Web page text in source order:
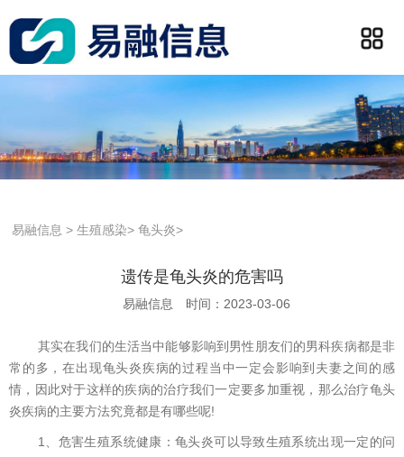
易融信息 >生殖感染>龟头炎>
遗传是龟头炎的危害吗
易融信息 时间：2023-03-06
其实在我们的生活当中能够影响到男性朋友们的男科疾病都是非
常的多，在出现龟头炎疾病的过程当中一定会影响到夫妻之间的感
情，因此对于这样的疾病的治疗我们一定要多加重视，那么治疗龟头
炎疾病的主要方法究竟都是有哪些呢!
1、危害生殖系统健康：龟头炎可以导致生殖系统出现一定的问